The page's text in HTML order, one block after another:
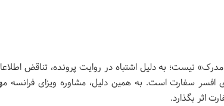
نیست؛ به دلیل اشتباه در روایت پرونده، تناقض
افسر سفارت است. به همین دلیل، مشاوره ویزای
اثر بگذارد.